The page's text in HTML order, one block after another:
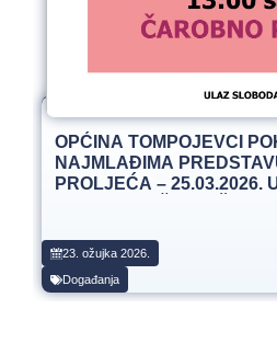
OPĆINA TOMPOJEVCI
NAJMLAĐIMA
PROLJEĆA – 25.03.2026.
23. ožujka 2026.
Događanja